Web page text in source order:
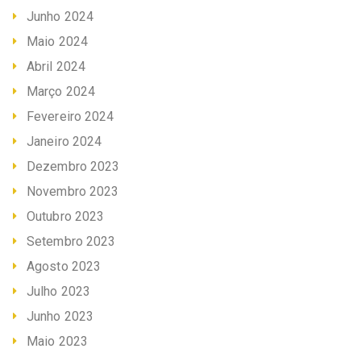
Junho 2024
Maio 2024
Abril 2024
Março 2024
Fevereiro 2024
Janeiro 2024
Dezembro 2023
Novembro 2023
Outubro 2023
Setembro 2023
Agosto 2023
Julho 2023
Junho 2023
Maio 2023